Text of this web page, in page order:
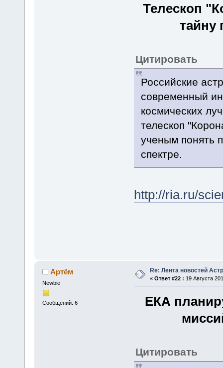
Телескоп
тайну
Цитировать
Российские
современный
космических
телескоп
ученым понять
спектре.
http://ria.ru/
Артём
Newbie
Сообщений: 6
Re: Лента новостей
« Ответ #22 : 19 Августа
ЕКА
Цитировать